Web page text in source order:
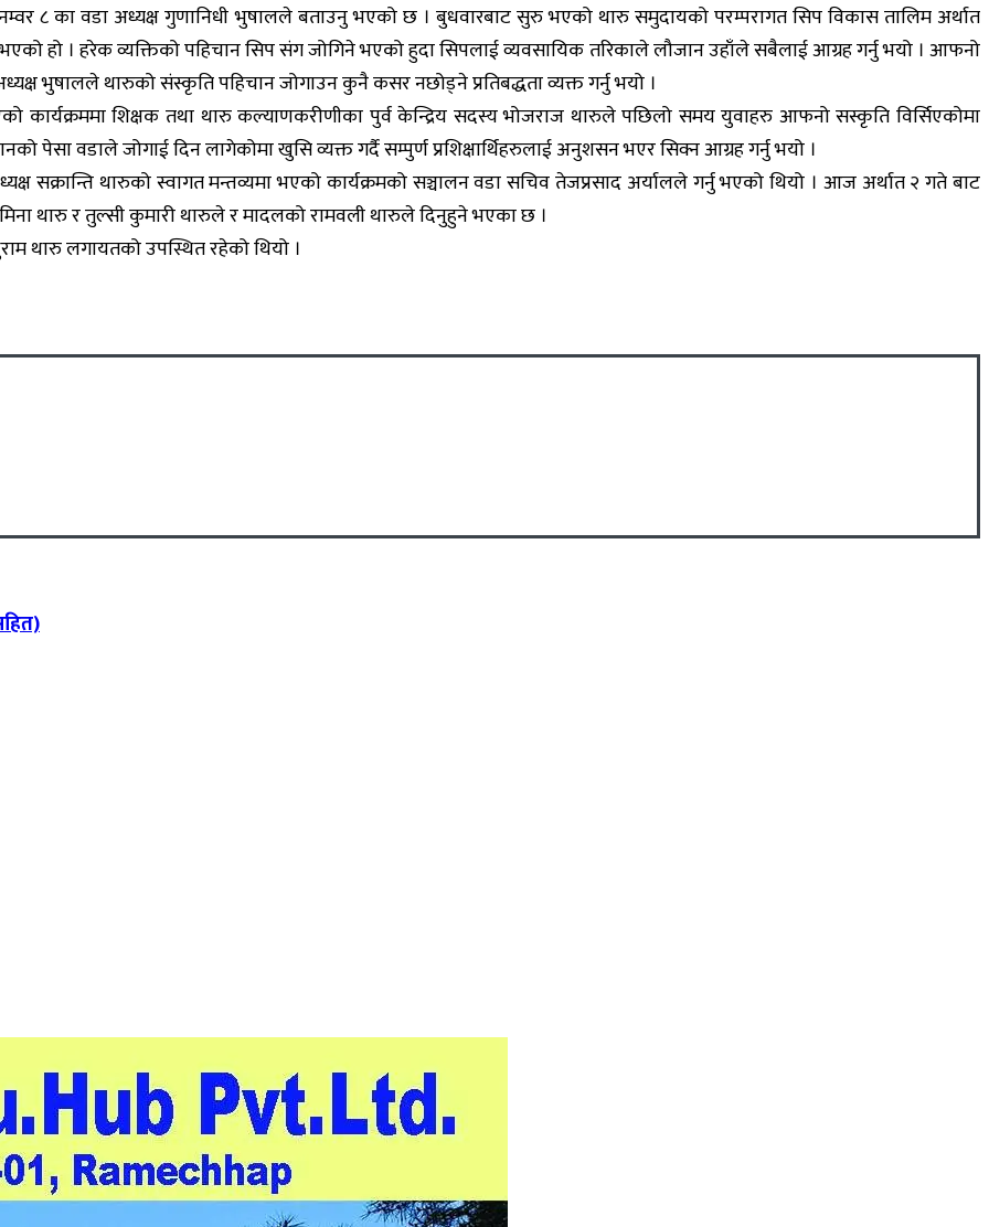
८ का वडा अध्यक्ष गुणानिधी भुषालले बताउनु भएको छ । बुधवारबाट सुरु भएको थारु समुदायको परम्परागत सिप विकास तालिम अर्थात
हो । हरेक व्यक्तिको पहिचान सिप संग जोगिने भएको हुदा सिपलाई व्यवसायिक तरिकाले लौजान उहाँले सबैलाई आग्रह गर्नु भयो । आफनो
भुषालले थारुको संस्कृति पहिचान जोगाउन कुनै कसर नछोड्ने प्रतिबद्धता व्यक्त गर्नु भयो ।
कार्यक्रममा शिक्षक तथा थारु कल्याणकरीणीका पुर्व केन्द्रिय सदस्य भोजराज थारुले पछिलो समय युवाहरु आफनो सस्कृति विर्सिएकोमा
पेसा वडाले जोगाई दिन लागेकोमा खुसि व्यक्त गर्दै सम्पुर्ण प्रशिक्षार्थिहरुलाई अनुशसन भएर सिक्न आग्रह गर्नु भयो ।
सक्रान्ति थारुको स्वागत मन्तव्यमा भएको कार्यक्रमको सञ्चालन वडा सचिव तेजप्रसाद अर्यालले गर्नु भएको थियो । आज अर्थात २ गते बाट
थारु र तुल्सी कुमारी थारुले र मादलको रामवली थारुले दिनुहुने भएका छ ।
थारु लगायतको उपस्थित रहेको थियो ।